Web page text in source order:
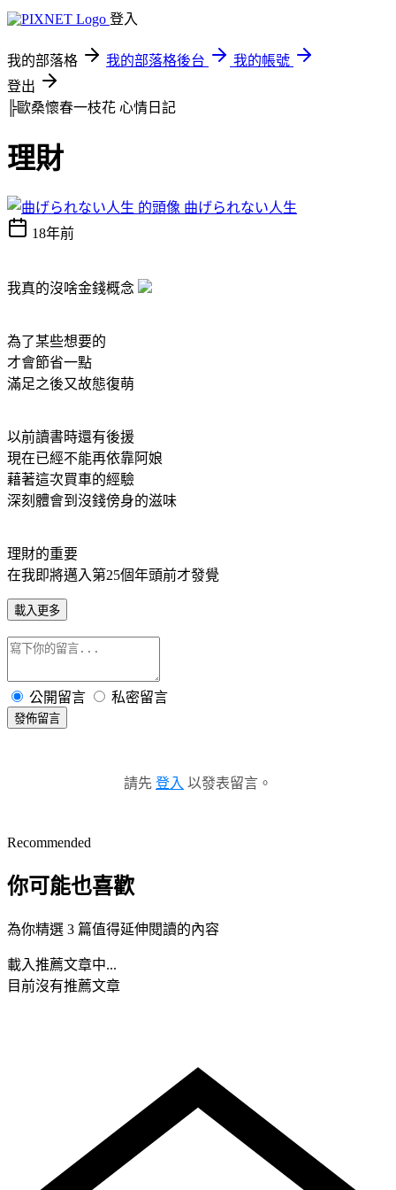
登入
我的部落格 我的部落格後台
我的帳號
登出
╠歐桑懷春一枝花 心情日記
理財
曲げられない人生
18年前
我真的沒啥金錢概念
為了某些想要的
才會節省一點
滿足之後又故態復萌
以前讀書時還有後援
現在已經不能再依靠阿娘
藉著這次買車的經驗
深刻體會到沒錢傍身的滋味
理財的重要
在我即將邁入第25個年頭前才發覺
載入更多
公開留言 私密留言
發佈留言
請先 登入 以發表留言。
Recommended
你可能也喜歡
為你精選 3 篇值得延伸閱讀的內容
載入推薦文章中...
目前沒有推薦文章